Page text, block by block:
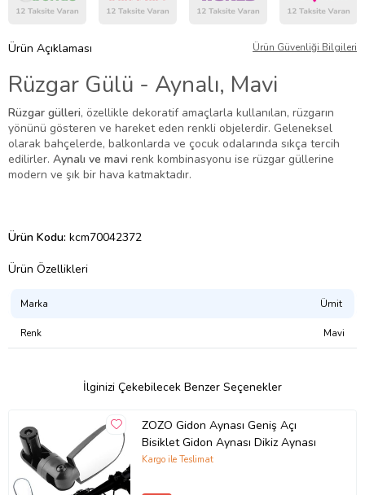
Ürün Açıklaması Ürün Güvenliği Bilgileri
Rüzgar Gülü - Aynalı, Mavi
Rüzgar gülleri, özellikle dekoratif amaçlarla kullanılan, rüzgarın
yönünü gösteren ve hareket eden renkli objelerdir. Geleneksel
olarak bahçelerde, balkonlarda ve çocuk odalarında sıkça tercih
edilirler. Aynalı ve mavi renk kombinasyonu ise rüzgar güllerine
modern ve şık bir hava katmaktadır.
Ürün Kodu: kcm70042372
Ürün Özellikleri
Marka Ümit
Renk Mavi
İlginizi Çekebilecek Benzer Seçenekler
ZOZO Gidon Aynası Geniş Açı
Bisiklet Gidon Aynası Dikiz Aynası
Kargo ile Teslimat